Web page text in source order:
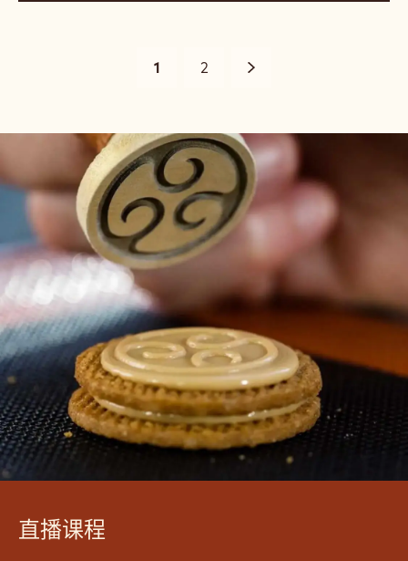
HANDPAINTED EASTER EGGS
The super talented Emily Hankins shows us how to
create her signature handpainted flowers
Pagination
Current
page
1 Page
2
下
个